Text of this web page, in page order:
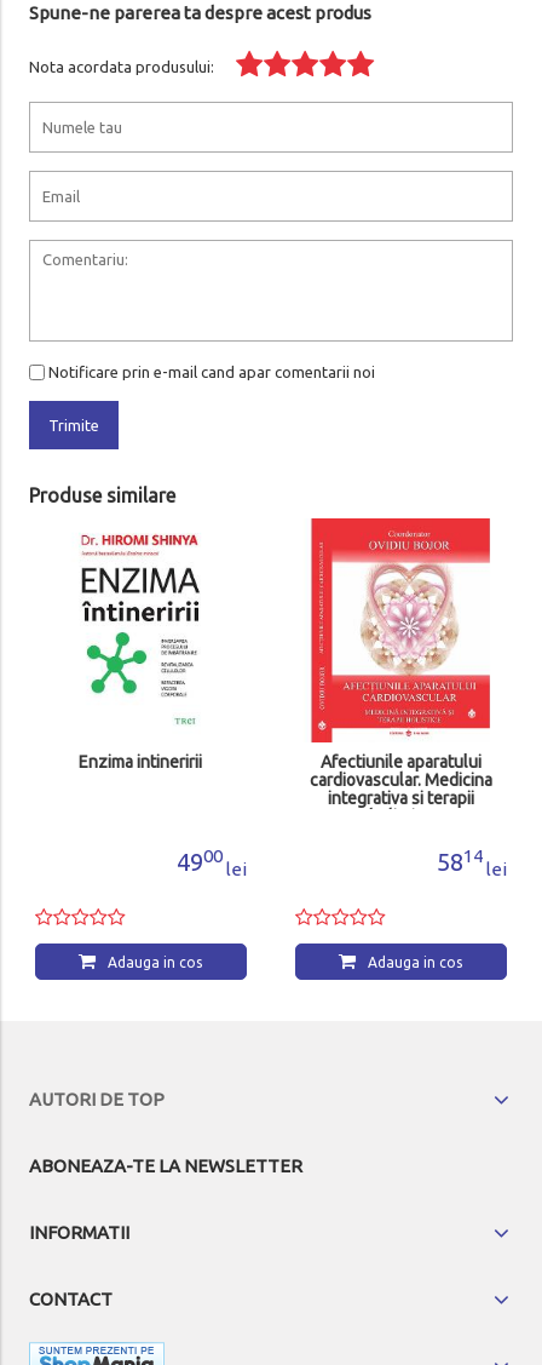
Spune-ne parerea ta despre acest produs
Nota acordata produsului:
Notificare prin e-mail cand apar comentarii noi
Trimite
Produse similare
Enzima intineririi
4900
lei
Adauga in cos
Afectiunile aparatului
cardiovascular. Medicina
integrativa si terapii
5814
lei
Adauga in cos
AUTORI DE TOP
ABONEAZA-TE LA NEWSLETTER
INFORMATII
CONTACT